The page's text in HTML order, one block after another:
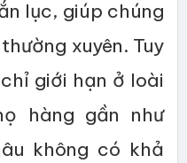
lục, giúp chúng
xuyên. Tuy
giới hạn ở loài
hàng gần như
không có khả